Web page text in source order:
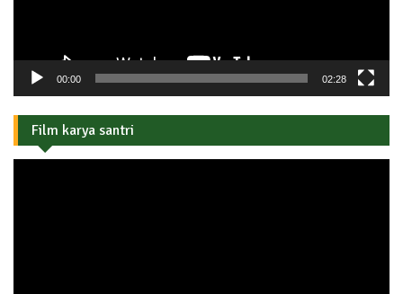
00:00 02:28
Film karya santri